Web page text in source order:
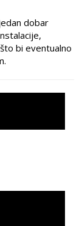
dobar
bi eventualno